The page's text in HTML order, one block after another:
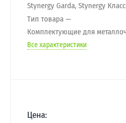
Stynergy Garda, Stynergy
Тип товара
Комплектующие для
Все характеристики
Цена: